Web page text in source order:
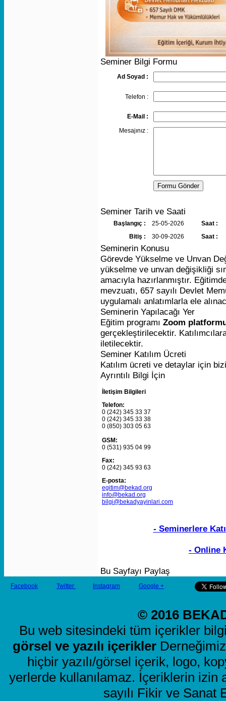
Seminer Bilgi Formu
Ad Soyad :
Telefon :
E-Mail :
Mesajınız :
Seminer Tarih ve Saati
Başlangıç : 25-05-2026
Saat :
Bitiş :
30-09-2026 Saat :
Seminerin Konusu
Görevde Yükselme ve Unvan
yükselme ve unvan değişikliği
amacıyla hazırlanmıştır.
mevzuatı, 657 sayılı Devlet
uygulamalı anlatımlarla ele
Seminerin Yapılacağı Yer
Eğitim programı Zoom
gerçekleştirilecektir.
iletilecektir.
Seminer Katılım Ücreti
Katılım ücreti ve detaylar için
Ayrıntılı Bilgi İçin
İletişim Bilgileri
Telefon:
0 (242) 345 33 37
0 (242) 345 33 38
0 (850) 303 05 63
GSM:
0 (531) 935 04 99
Fax:
0 (242) 345 93 63
E-posta:
egitim@bekad.org
info@bekad.org
bilgi@bekadyayinlari.com
- Seminerlere
- Online
Bu Sayfayı Paylaş
Facebook Twitter Instagram Google +
© 2016
Bu web sitesindeki tüm içerikler
görsel ve yazılı içerikler
hiçbir yazılı/görsel içerik, logo,
yerlerde kullanılamaz. İçeriklerin izin
sayılı Fikir ve Sanat